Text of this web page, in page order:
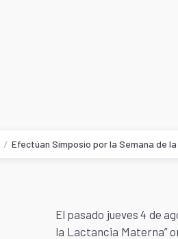
Efectúan Simposio por la Semana de la
El pasado jueves 4 de
la Lactancia Materna”